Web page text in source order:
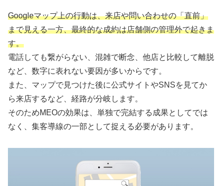
Googleマップ上の行動は、来店や問い合わせの「直前」
まで見える一方、最終的な成約は店舗側の管理外で起きま
す。
電話しても繋がらない、混雑で断念、他店と比較して離脱
など、数字に表れない要因が多いからです。
また、マップで見つけた後に公式サイトやSNSを見てか
ら来店するなど、経路が分岐します。
そのためMEOの効果は、単独で完結する成果としてでは
なく、集客導線の一部として捉える必要があります。